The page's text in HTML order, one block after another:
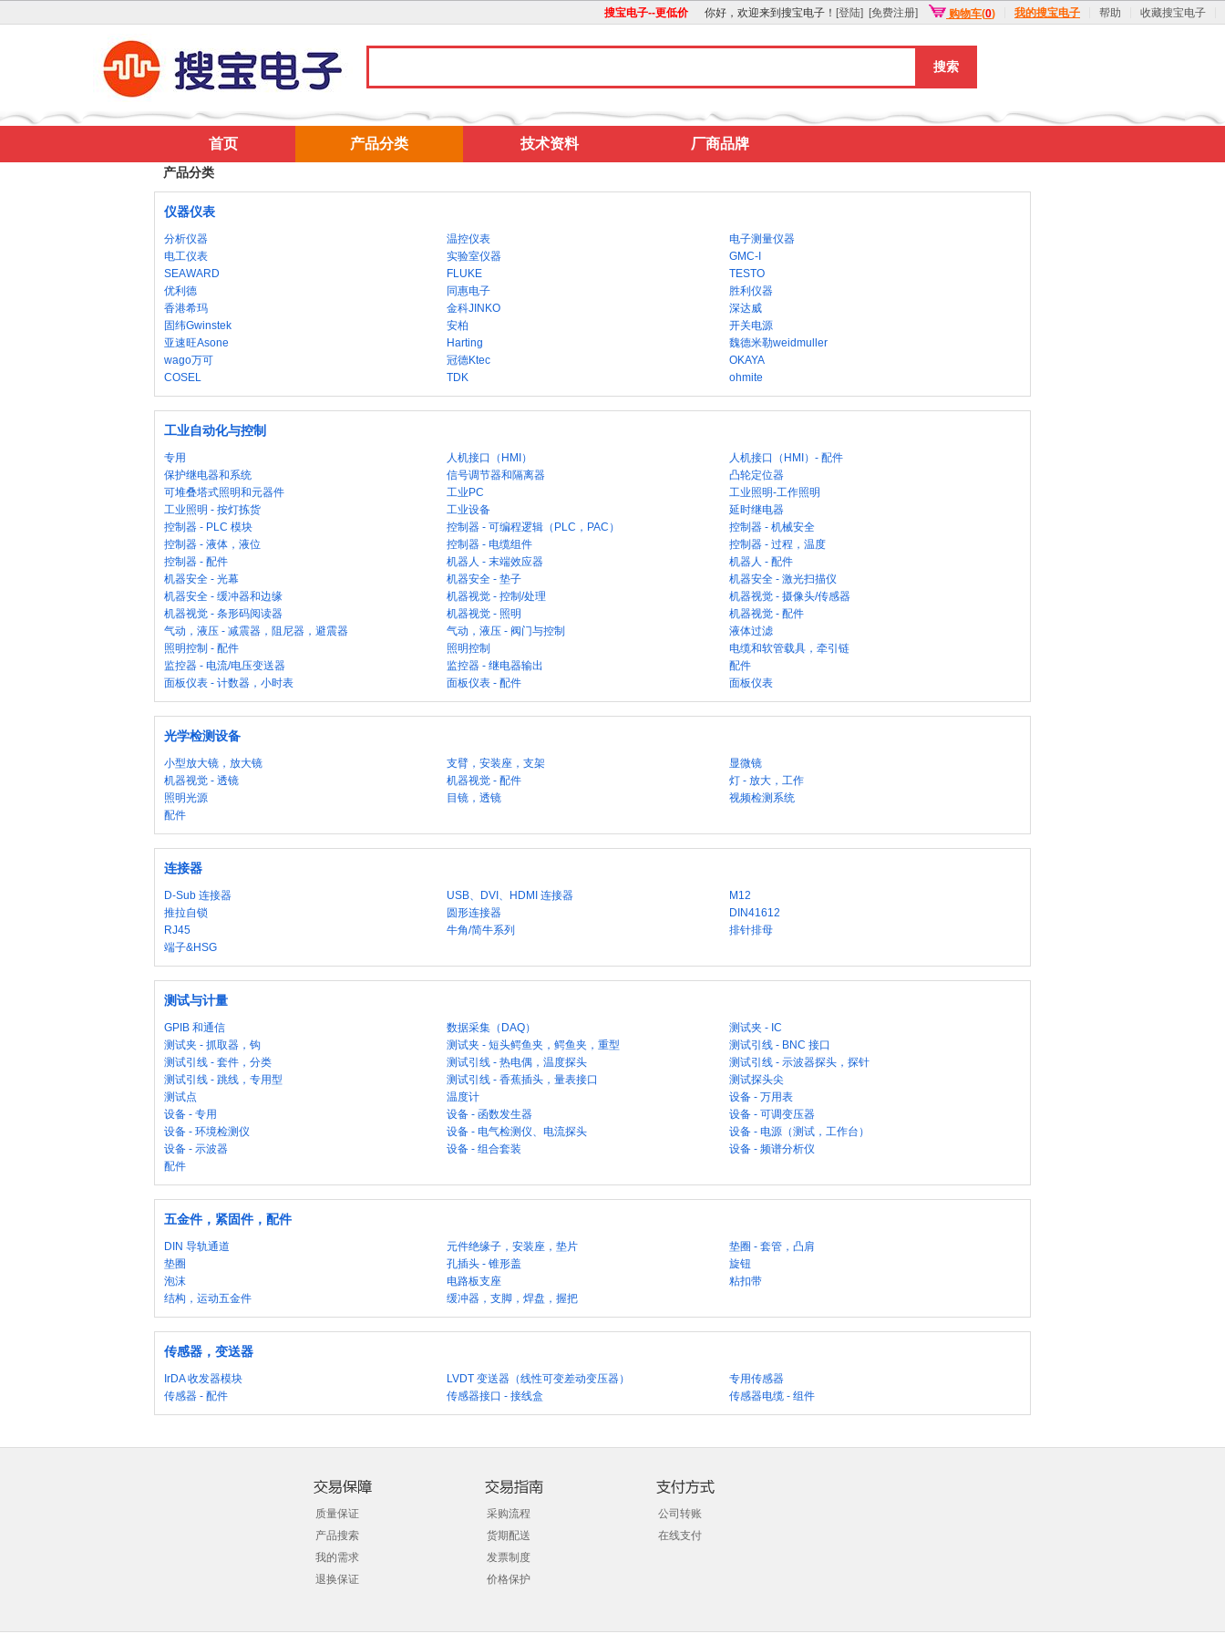
收藏搜宝电子
帮助
我的搜宝电子
购物车(0)
[免费注册]
[登陆]
你好，欢迎来到搜宝电子！
搜宝电子--更低价
搜索
首页 产品分类 技术资料 厂商品牌
产品分类
仪器仪表
分析仪器 温控仪表
电子测量仪器
电工仪表
实验室仪器
GMC-I
SEAWARD
FLUKE
TESTO
优利德
同惠电子
胜利仪器
香港希玛
金科JINKO
深达威
固纬Gwinstek
安柏
开关电源
亚速旺Asone
Harting
魏德米勒weidmuller
wago万可
冠德Ktec
OKAYA
COSEL
TDK ohmite
工业自动化与控制
专用 人机接口（HMI）
人机接口（HMI）- 配件
保护继电器和系统
信号调节器和隔离器
凸轮定位器
可堆叠塔式照明和元器件
工业PC
工业照明-工作照明
工业照明 - 按灯拣货
工业设备
延时继电器
控制器 - PLC 模块
控制器 - 可编程逻辑（PLC，PAC）
控制器 - 机械安全
控制器 - 液体，液位
控制器 - 电缆组件
控制器 - 过程，温度
控制器 - 配件
机器人 - 末端效应器
机器人 - 配件
机器安全 - 光幕
机器安全 - 垫子
机器安全 - 激光扫描仪
机器安全 - 缓冲器和边缘
机器视觉 - 控制/处理
机器视觉 - 摄像头/传感器
机器视觉 - 条形码阅读器
机器视觉 - 照明
机器视觉 - 配件
气动，液压 - 减震器，阻尼器，避震器
气动，液压 - 阀门与控制
液体过滤
照明控制 - 配件
照明控制
电缆和软管载具，牵引链
监控器 - 电流/电压变送器
监控器 - 继电器输出
配件
面板仪表 - 计数器，小时表
面板仪表 - 配件 面板仪表
光学检测设备
小型放大镜，放大镜 支臂，安装座，支架
显微镜
机器视觉 - 透镜
机器视觉 - 配件
灯 - 放大，工作
照明光源
目镜，透镜
视频检测系统
配件
连接器
D-Sub 连接器 USB、DVI、HDMI 连接器
M12
推拉自锁
圆形连接器
DIN41612
RJ45
牛角/简牛系列
排针排母
端子&HSG
测试与计量
GPIB 和通信 数据采集（DAQ）
测试夹 - IC
测试夹 - 抓取器，钩
测试夹 - 短头鳄鱼夹，鳄鱼夹，重型
测试引线 - BNC 接口
测试引线 - 套件，分类
测试引线 - 热电偶，温度探头
测试引线 - 示波器探头，探针
测试引线 - 跳线，专用型
测试引线 - 香蕉插头，量表接口
测试探头尖
测试点
温度计
设备 - 万用表
设备 - 专用
设备 - 函数发生器
设备 - 可调变压器
设备 - 环境检测仪
设备 - 电气检测仪、电流探头
设备 - 电源（测试，工作台）
设备 - 示波器
设备 - 组合套装
设备 - 频谱分析仪
配件
五金件，紧固件，配件
DIN 导轨通道 元件绝缘子，安装座，垫片
垫圈 - 套管，凸肩
垫圈
孔插头 - 锥形盖
旋钮
泡沫
电路板支座
粘扣带
结构，运动五金件
缓冲器，支脚，焊盘，握把
传感器，变送器
IrDA 收发器模块 LVDT 变送器（线性可变差动变压器）
专用传感器
传感器 - 配件
传感器接口 - 接线盒 传感器电缆 - 组件
质量保证
产品搜索
我的需求
退换保证
采购流程
货期配送
发票制度
价格保护
公司转账
在线支付